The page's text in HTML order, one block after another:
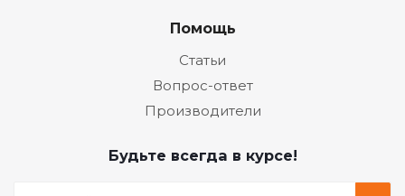
Помощь
Статьи
Вопрос-ответ
Производители
Будьте всегда в курсе!